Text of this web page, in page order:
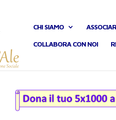
CHI SIAMO
COLLABORA CON NOI